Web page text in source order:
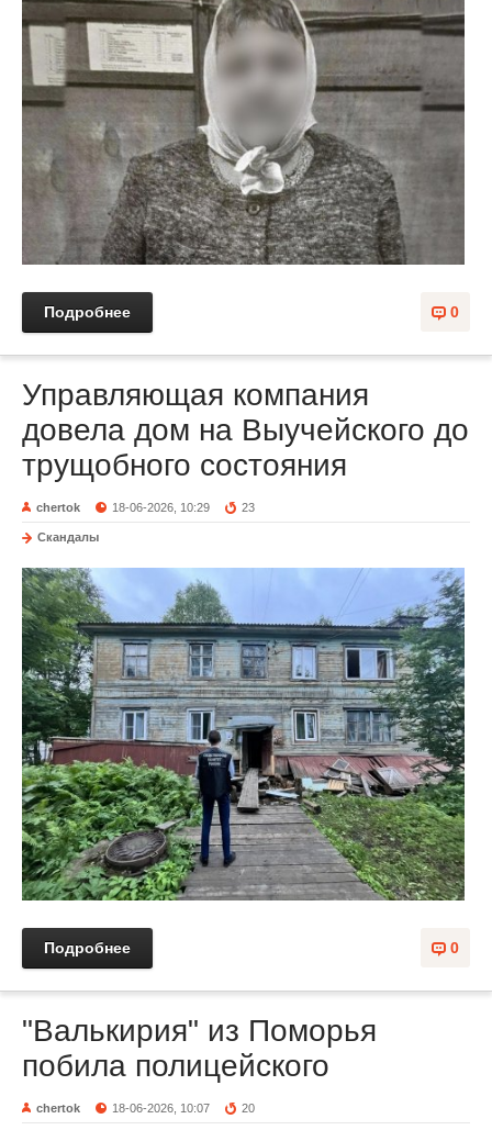
0
Подробнее
Управляющая компания
довела дом на Выучейского до
трущoбного состояния
chertok 18-06-2026, 10:29 23
Скандалы
0
Подробнее
"Валькирия" из Поморья
побила полицейского
chertok 18-06-2026, 10:07 20